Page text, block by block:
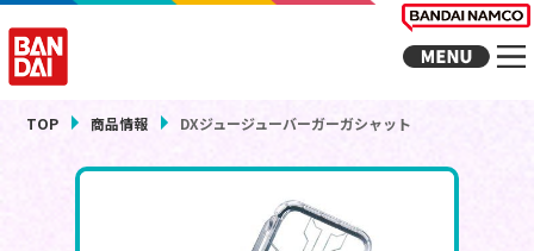
TOP 商品情報 DXジュージューバーガーガシャット